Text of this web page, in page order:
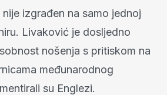
izgrađen na samo jednoj
Livaković je dosljedno
nošenja s pritiskom na
međunarodnog
su Englezi.